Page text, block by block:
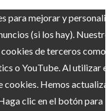
para mejorar y
(si los hay). Nuestro
de terceros como
o YouTube. Al utilizar el
cookies. Hemos
clic en el botón para